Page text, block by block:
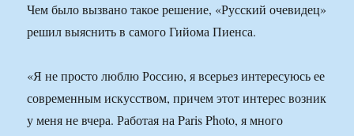
Чем было вызвано такое решение, «Русский очевидец»
решил выяснить в самого Гийома Пиенса.
«Я не просто люблю Россию, я всерьез интересуюсь ее
современным искусством, причем этот интерес возник
у меня не вчера. Работая на Paris Photo, я много